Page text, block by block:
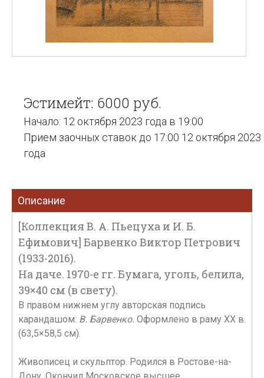
Эстимейт: 6000 руб.
Начало: 12 октября 2023 года в 19:00
Прием заочных ставок до 17:00 12 октября 2023
года
Описание
[Коллекция В. А. Пьецуха и И. Б.
Ефимович] Барвенко Виктор Петрович
(1933-2016).
На даче. 1970-е гг. Бумага, уголь, белила,
39×40 см (в свету).
В правом нижнем углу авторская подпись
карандашом: В. Барвенко. Оформлено в раму XX в.
(63,5×58,5 см).
Живописец и скульптор. Родился в Ростове-на-